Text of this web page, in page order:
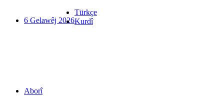
6 Gelawêj 2026
Türkçe
Kurdî
Aborî